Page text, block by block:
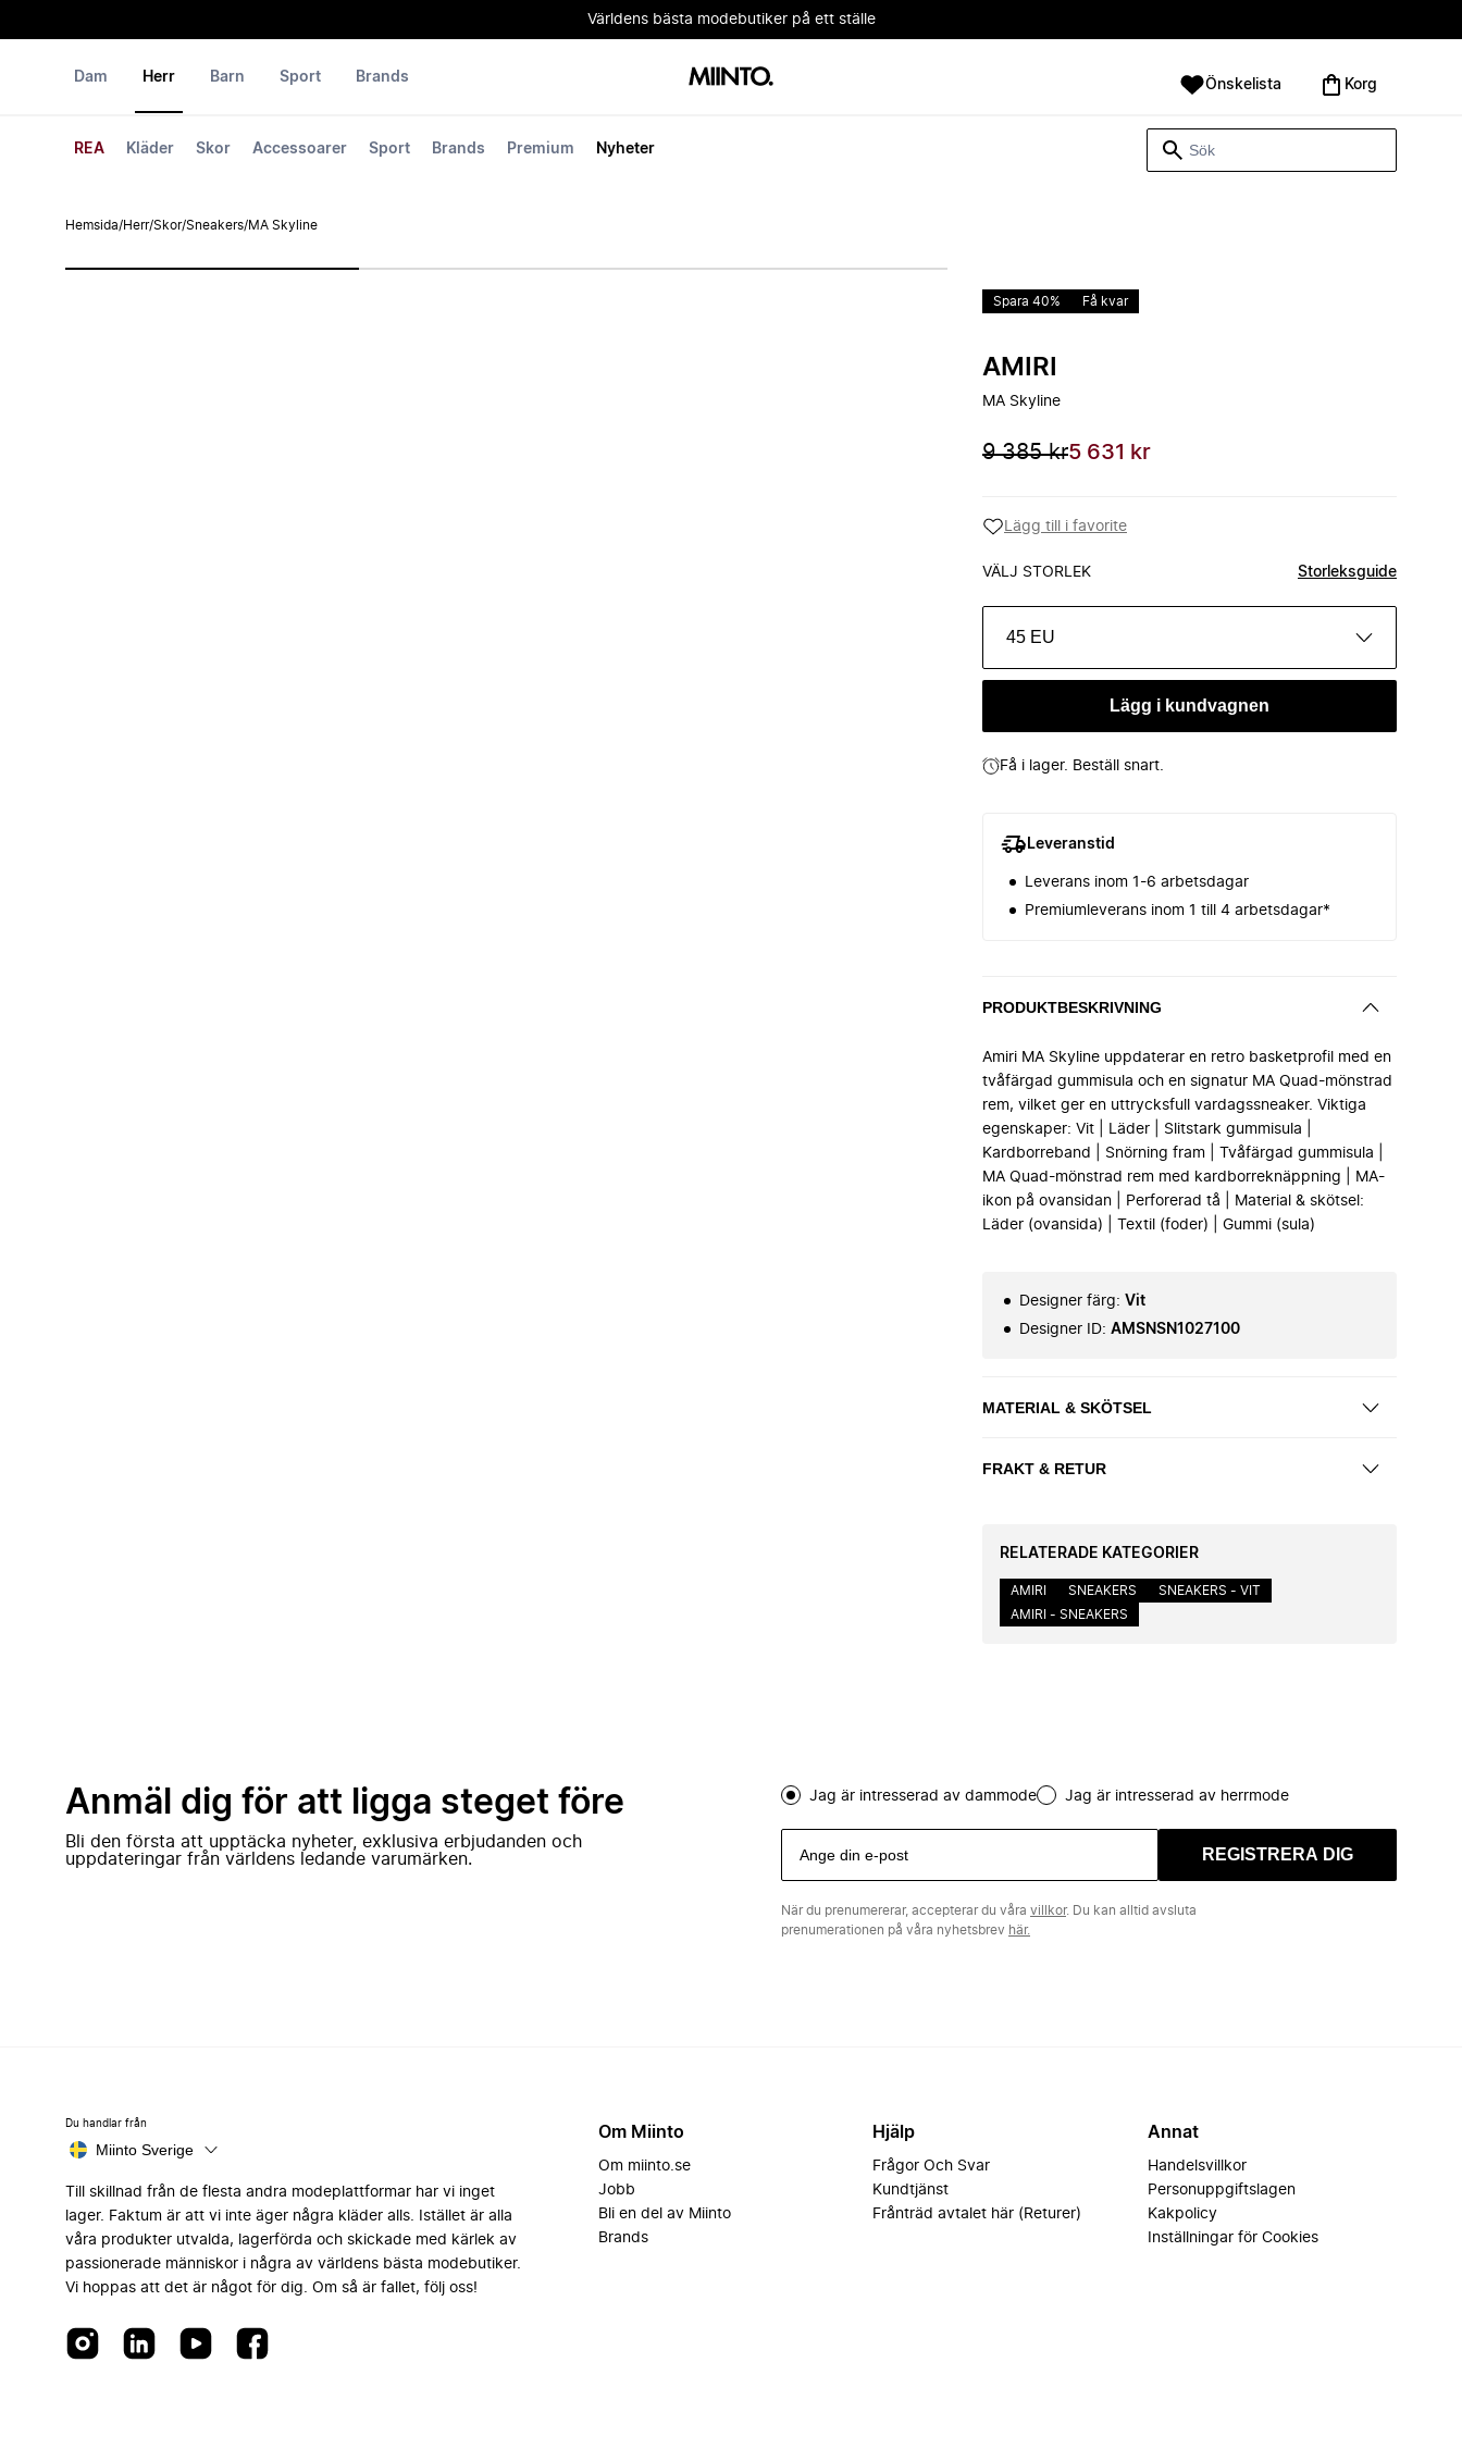
Världens bästa modebutiker på ett ställe
Dam Herr
REA Kläder Skor Accessoarer Sport Brands Premium Nyheter
Barn Sport Brands Önskelista Korg
Hemsida/Herr/Skor/Sneakers/MA Skyline
Spara 40% Få kvar
AMIRI
MA Skyline
9 385 kr5 631 kr
Lägg till i favorite
VÄLJ STORLEK Storleksguide
45 EU
Lägg i kundvagnen
Få i lager. Beställ snart.
Leveranstid
Leverans inom 1-6 arbetsdagar
Premiumleverans inom 1 till 4 arbetsdagar*
PRODUKTBESKRIVNING
Amiri MA Skyline uppdaterar en retro basketprofil med en
tvåfärgad gummisula och en signatur MA Quad-mönstrad
rem, vilket ger en uttrycksfull vardagssneaker. Viktiga
egenskaper: Vit | Läder | Slitstark gummisula |
Kardborreband | Snörning fram | Tvåfärgad gummisula |
MA Quad-mönstrad rem med kardborreknäppning | MA-
ikon på ovansidan | Perforerad tå | Material & skötsel:
Läder (ovansida) | Textil (foder) | Gummi (sula)
Designer färg: Vit
Designer ID: AMSNSN1027100
MATERIAL & SKÖTSEL
FRAKT & RETUR
RELATERADE KATEGORIER
AMIRI SNEAKERS
SNEAKERS - VIT
AMIRI - SNEAKERS
Anmäl dig för att ligga steget före
Bli den första att upptäcka nyheter, exklusiva erbjudanden och
uppdateringar från världens ledande varumärken.
Jag är intresserad av dammode Jag är intresserad av herrmode
REGISTRERA DIG
När du prenumererar, accepterar du våra villkor. Du kan alltid avsluta
prenumerationen på våra nyhetsbrev här.
Du handlar från
Miinto Sverige
Till skillnad från de flesta andra modeplattformar har vi inget
lager. Faktum är att vi inte äger några kläder alls. Istället är alla
våra produkter utvalda, lagerförda och skickade med kärlek av
passionerade människor i några av världens bästa modebutiker.
Vi hoppas att det är något för dig. Om så är fallet, följ oss!
Om Miinto
Om miinto.se
Jobb
Bli en del av Miinto
Brands
Hjälp
Frågor Och Svar
Kundtjänst
Frånträd avtalet här (Returer)
Annat
Handelsvillkor
Personuppgiftslagen
Kakpolicy
Inställningar för Cookies